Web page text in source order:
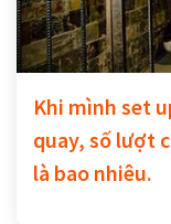
Khi mình set
quay, số lượt
là bao nhiêu.